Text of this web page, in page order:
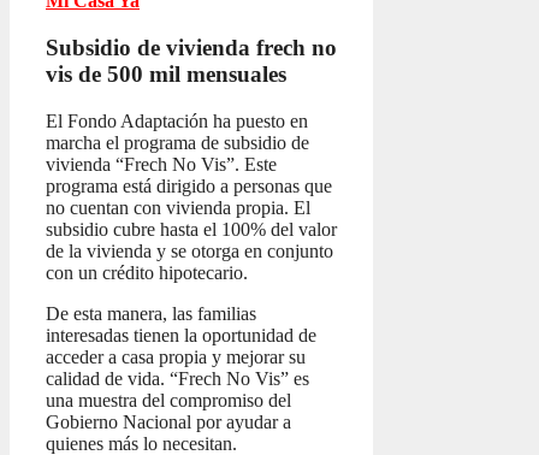
Subsidio de vivienda frech no
vis de 500 mil mensuales
El Fondo Adaptación ha puesto en
marcha el programa de subsidio de
vivienda “Frech No Vis”. Este
programa está dirigido a personas que
no cuentan con vivienda propia. El
subsidio cubre hasta el 100% del valor
de la vivienda y se otorga en conjunto
con un crédito hipotecario.
De esta manera, las familias
interesadas tienen la oportunidad de
acceder a casa propia y mejorar su
calidad de vida. “Frech No Vis” es
una muestra del compromiso del
Gobierno Nacional por ayudar a
quienes más lo necesitan.